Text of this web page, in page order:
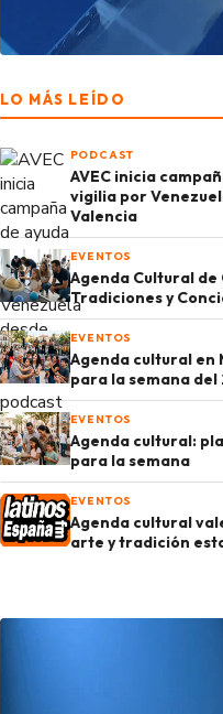
LO MÁS LEÍDO
PODCAST
AVEC inicia
vigilia por
Valencia
EVENTOS
Agenda Cultural de
Tradiciones y
EVENTOS
Agenda cultural en
para la semana del
EVENTOS
Agenda cultural:
para la semana
EVENTOS
Agenda cultural
arte y tradición